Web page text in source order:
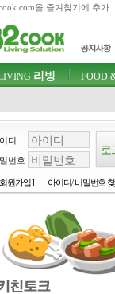
을 즐겨찾기에 추가
뉴 바로가기
츠 바로가기
바로가기
인 바로가기
뉴 리빙 FOOD
디
번호
원가입 ] 아이디/ 비밀번호